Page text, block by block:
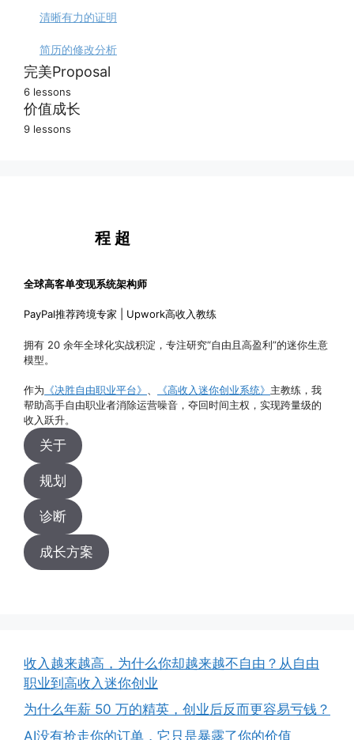
清晰有力的证明
简历的修改分析
完美Proposal
给你面试的理由
申请信修改分析
6 lessons
价值成长
持续积累的好评
个性化动态更新
完美申请问答
高手申请资源
9 lessons
程 超
全球高客单变现系统架构师
PayPal推荐跨境专家 | Upwork高收入教练
拥有 20 余年全球化实战积淀，专注研究“自由且高盈利”的迷你生意
模型。
作为 《决胜自由职业平台》 《高收入迷你创业系统》 主教练，我
帮助高手自由职业者消除运营噪音，夺回时间主权，实现跨量级的
收入跃升。
关于
规划
诊断
成长方案
收入越来越高，为什么你却越来越不自由？从自由
职业到高收入迷你创业
为什么年薪 50 万的精英，创业后反而更容易亏钱？
AI没有抢走你的订单，它只是暴露了你的价值